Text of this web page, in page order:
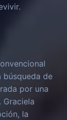
búsqueda de
por una
Graciela
la